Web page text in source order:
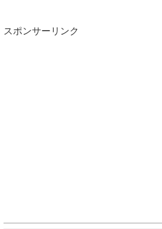
スポンサーリンク